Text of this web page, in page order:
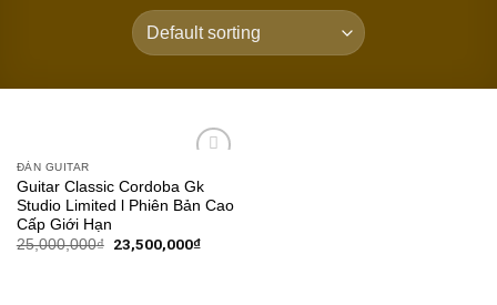
wishlist
ĐÀN GUITAR
Guitar Classic Cordoba Gk
Studio Limited l Phiên Bản Cao
Cấp Giới Hạn
25,000,000₫ 23,500,000₫